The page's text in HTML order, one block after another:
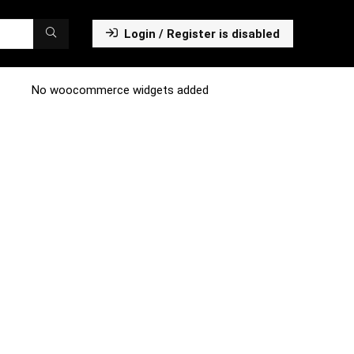
Login / Register is disabled
No woocommerce widgets added